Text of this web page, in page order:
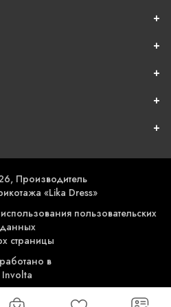
Производитель
«Lika Dress»
пользовательских
данных
страницы
в
Involta